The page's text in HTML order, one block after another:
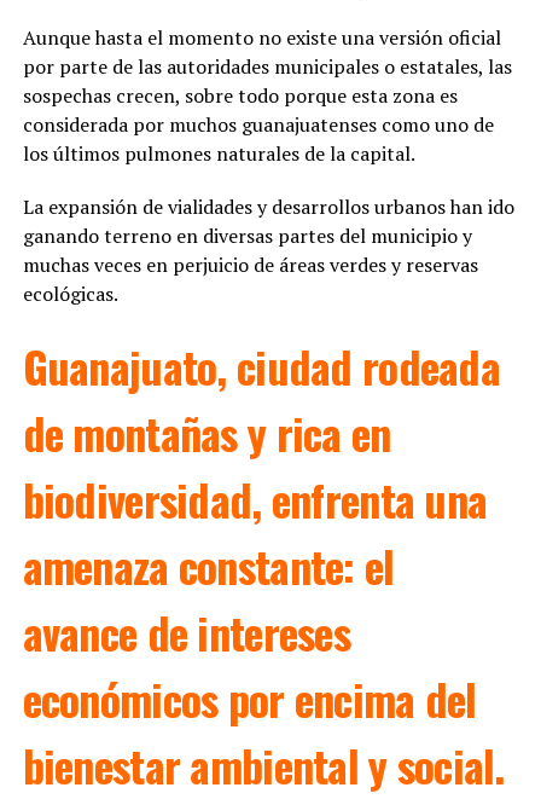
Aunque hasta el momento no existe una versión oficial
por parte de las autoridades municipales o estatales, las
sospechas crecen, sobre todo porque esta zona es
considerada por muchos guanajuatenses como uno de
los últimos pulmones naturales de la capital.
La expansión de vialidades y desarrollos urbanos han ido
ganando terreno en diversas partes del municipio y
muchas veces en perjuicio de áreas verdes y reservas
ecológicas.
Guanajuato, ciudad rodeada
de montañas y rica en
biodiversidad, enfrenta una
amenaza constante: el
avance de intereses
económicos por encima del
bienestar ambiental y social.